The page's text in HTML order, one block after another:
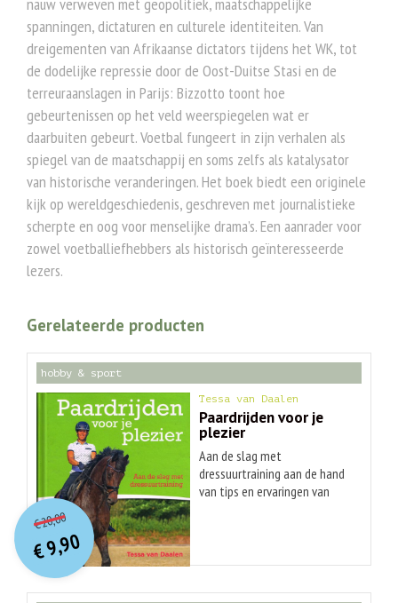
nauw verweven met geopolitiek, maatschappelijke
spanningen, dictaturen en culturele identiteiten. Van
dreigementen van Afrikaanse dictators tijdens het WK, tot
de dodelijke repressie door de Oost-Duitse Stasi en de
terreuraanslagen in Parijs: Bizzotto toont hoe
gebeurtenissen op het veld weerspiegelen wat er
daarbuiten gebeurt. Voetbal fungeert in zijn verhalen als
spiegel van de maatschappij en soms zelfs als katalysator
van historische veranderingen. Het boek biedt een originele
kijk op wereldgeschiedenis, geschreven met journalistieke
scherpte en oog voor menselijke drama’s. Een aanrader voor
zowel voetballiefhebbers als historisch geïnteresseerde
lezers.
Gerelateerde producten
hobby & sport
Tessa van Daalen
Paardrijden voor je
plezier
Aan de slag met
dressuurtraining aan de hand
van tips en ervaringen van
jouw aanwijzingen opvolgt?
elkaar hebt, dat je maar iets
€20,00O
orspr
onkelijke
prijs
was:
€ 20,00.
€9,90
Huidige
prijs
is:
€ 9,90.